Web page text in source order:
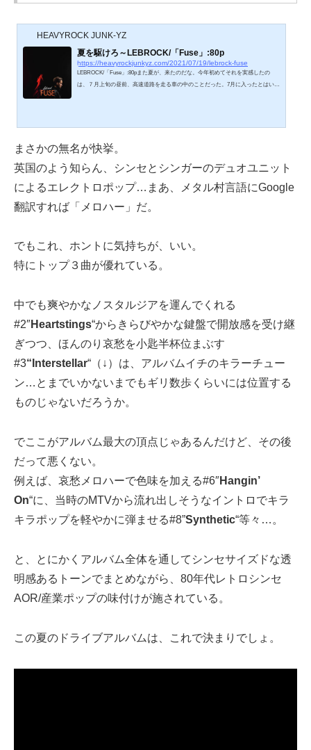
HEAVYROCK JUNK-YZ
夏を駆けろ～LEBROCK/「Fuse」:80p
https://heavyrockjunkyz.com/2021/07/19/lebrock-fuse
LEBROCK/「Fuse」:80pまた夏が、来たのだな。今年初めてそれを実感したの
は、７月上旬の昼前、高速道路を走る車の中のことだった。7月に入ったとはい
転席の目に入っては抜けていく風景も、夏の風情そのものだ。モクモクと勇ま...
まさかの無名が快挙。
英国のよう知らん、シンセとシンガーのデュオユニット
によるエレクトロポップ…まあ、メタル村言語にGoogle
翻訳すれば「メロハー」だ。
でもこれ、ホントに気持ちが、いい。
特にトップ３曲が優れている。
中でも爽やかなノスタルジアを運んでくれる
#2″Heartstings“からきらびやかな鍵盤で開放感を受け継
ぎつつ、ほんのり哀愁を小匙半杯位まぶす
#3“Interstellar“（↓）は、アルバムイチのキラーチュー
ン…とまでいかないまでもギリ数歩くらいには位置する
ものじゃないだろうか。
でここがアルバム最大の頂点じゃあるんだけど、その後
だって悪くない。
例えば、哀愁メロハーで色味を加える#6″Hangin’
On“に、当時のMTVから流れ出しそうなイントロでキラ
キラポップを軽やかに弾ませる#8”Synthetic“等々…。
と、とにかくアルバム全体を通してシンセサイズドな透
明感あるトーンでまとめながら、80年代レトロシンセ
AOR/産業ポップの味付けが施されている。
この夏のドライブアルバムは、これで決まりでしょ。